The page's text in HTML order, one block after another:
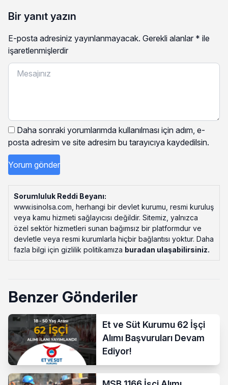
Bir yanıt yazın
E-posta adresiniz yayınlanmayacak. Gerekli alanlar * ile
işaretlenmişlerdir
Daha sonraki yorumlarımda kullanılması için adım, e-
posta adresim ve site adresim bu tarayıcıya kaydedilsin.
Sorumluluk Reddi Beyanı:
www.isinolsa.com, herhangi bir devlet kurumu, resmi kuruluş
veya kamu hizmeti sağlayıcısı değildir. Sitemiz, yalnızca
özel sektör hizmetleri sunan bağımsız bir platformdur ve
devletle veya resmi kurumlarla hiçbir bağlantısı yoktur. Daha
fazla bilgi için gizlilik politikamıza buradan ulaşabilirsiniz.
Benzer Gönderiler
Et ve Süt Kurumu 62 İşçi
Alımı Başvuruları Devam
Ediyor!